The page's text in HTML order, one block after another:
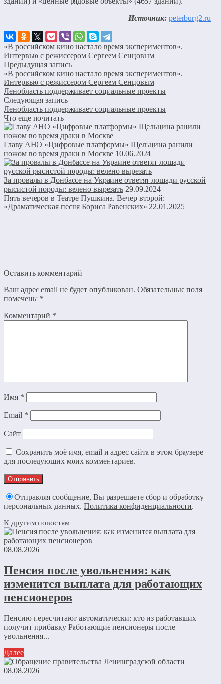
Источник: peterburg2.ru
«В российском кино настало время экспериментов».
Интервью с режиссером Сергеем Сенцовым
Предыдущая запись
«В российском кино настало время экспериментов».
Интервью с режиссером Сергеем Сенцовым
Ленобласть поддерживает социальные проекты
Следующая запись
Ленобласть поддерживает социальные проекты
Что еще почитать
Главу АНО «Цифровые платформы» Щельцина ранили
ножом во время драки в Москве 10.06.2024
За провалы в Донбассе на Украине ответят лошади русской
рысистой породы: велено вырезать 29.09.2024
Пять вечеров в Театре Пушкина. Вечер второй:
«Драматическая песня Бориса Равенских» 22.01.2025
Оставить комментарий
Ваш адрес email не будет опубликован. Обязательные поля
помечены *
Комментарий *
Имя *
Email *
Сайт
Сохранить моё имя, email и адрес сайта в этом браузере
для последующих моих комментариев.
Отправляя сообщение, Вы разрешаете сбор и обработку
персональных данных. Политика конфиденциальности.
К другим новостям
08.08.2026
Пенсия после увольнения: как
изменится выплата для работающих
пенсионеров
Пенсию пересчитают автоматически: кто из работавших
получит прибавку Работающие пенсионеры после
увольнения...
Далее
08.08.2026